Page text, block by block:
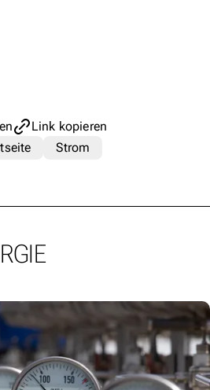
Link kopieren
Strom